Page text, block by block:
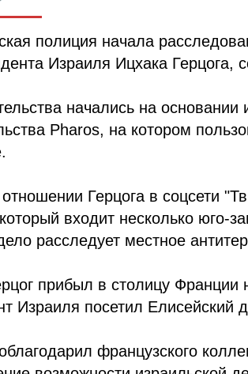
полиция начала
Израиля Ицхака
начались на
Pharos, на котором
отношении Герцога в соцсети
входит несколько юго-
расследует местное
прибыл в столицу
Израиля посетил
французского